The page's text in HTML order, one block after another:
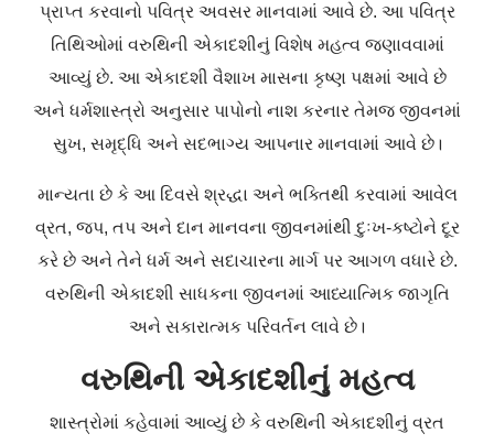
પ્રાપ્ત કરવાનો પવિત્ર અવસર માનવામાં આવે છે. આ પવિત્ર
તિથિઓમાં વરુથિની એકાદશીનું વિશેષ મહત્વ જણાવવામાં
આવ્યું છે. આ એકાદશી વૈશાખ માસના કૃષ્ણ પક્ષમાં આવે છે
અને ધર્મશાસ્ત્રો અનુસાર પાપોનો નાશ કરનાર તેમજ જીવનમાં
સુખ, સમૃદ્ધિ અને સદભાગ્ય આપનાર માનવામાં આવે છે।
માન્યતા છે કે આ દિવસે શ્રદ્ધા અને ભક્તિથી કરવામાં આવેલ
વ્રત, જપ, તપ અને દાન માનવના જીવનમાંથી દુઃખ-કષ્ટોને દૂર
કરે છે અને તેને ધર્મ અને સદાચારના માર્ગ પર આગળ વધારે છે.
વરુથિની એકાદશી સાધકના જીવનમાં આધ્યાત્મિક જાગૃતિ
અને સકારાત્મક પરિવર્તન લાવે છે।
વરુથિની એકાદશીનું મહત્વ
શાસ્ત્રોમાં કહેવામાં આવ્યું છે કે વરુથિની એકાદશીનું વ્રત